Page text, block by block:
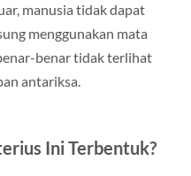
manusia tidak dapat
menggunakan mata
benar tidak terlihat
antariksa.
Ini Terbentuk?